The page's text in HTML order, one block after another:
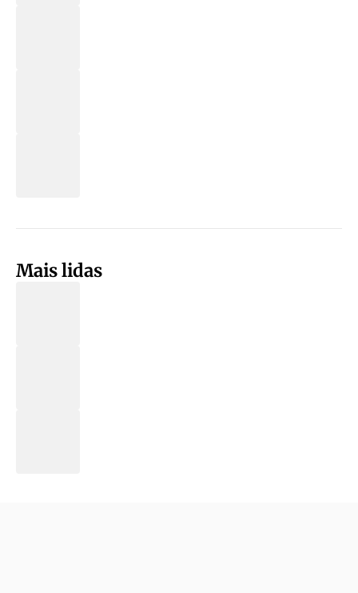
Mais lidas